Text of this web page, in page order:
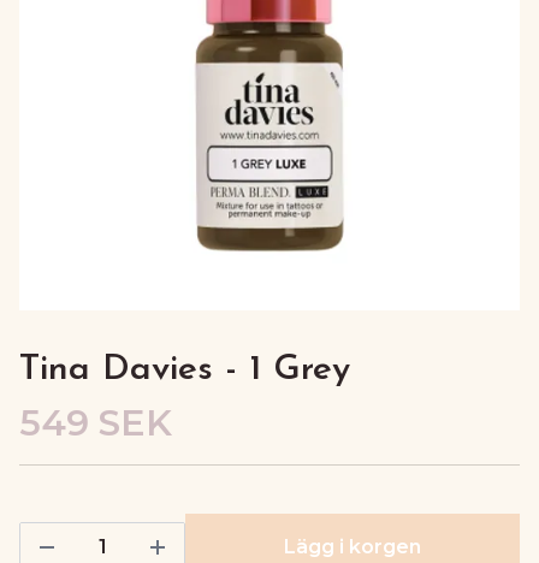
Tina Davies - 1 Grey
549 SEK
Lägg i korgen